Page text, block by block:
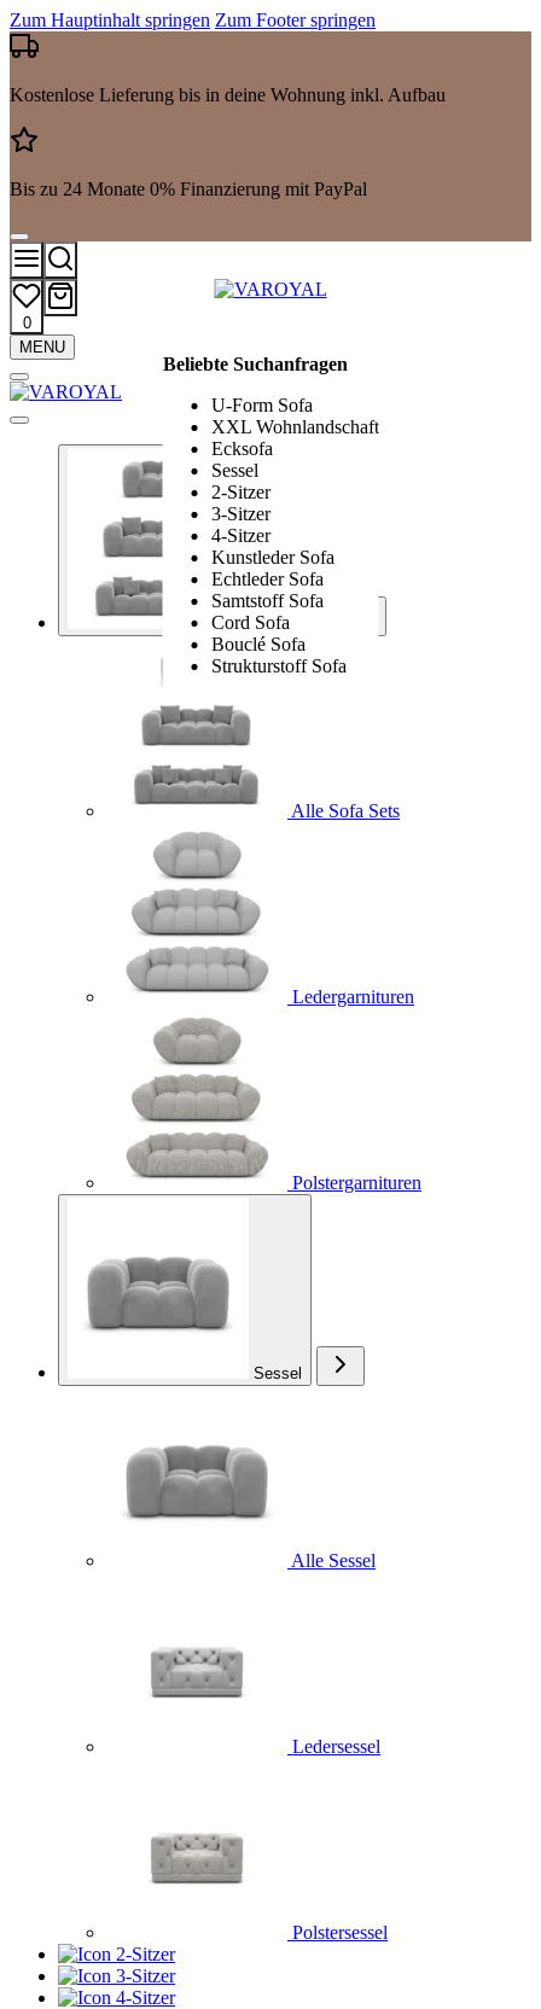
Zum Hauptinhalt springen Zum Footer springen
Kostenlose Lieferung bis in deine Wohnung inkl. Aufbau
Bis zu 24 Monate 0% Finanzierung mit PayPal
0
Beliebte Suchanfragen
U-Form Sofa
XXL Wohnlandschaft
Ecksofa
Sessel
2-Sitzer
3-Sitzer
4-Sitzer
Kunstleder Sofa
Echtleder Sofa
Samtstoff Sofa
Cord Sofa
Bouclé Sofa
Strukturstoff Sofa
Suchergebnisse
MENU
Sofa Sets
Alle Sofa Sets
Ledergarnituren
Polstergarnituren
Sessel
Alle Sessel
Ledersessel
Polstersessel
2-Sitzer
3-Sitzer
4-Sitzer